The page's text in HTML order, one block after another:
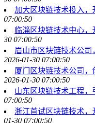
加大区块链技术投入，
07:00:50
临淄区块链技术中心
30 07:00:50
眉山市区块链技术公
2026-01-30 07:00:50
厦门区块链技术公司
2026-01-30 07:00:50
山东区块链技术工程
07:00:50
浙江首试区块链技术
01-30 07:00:50